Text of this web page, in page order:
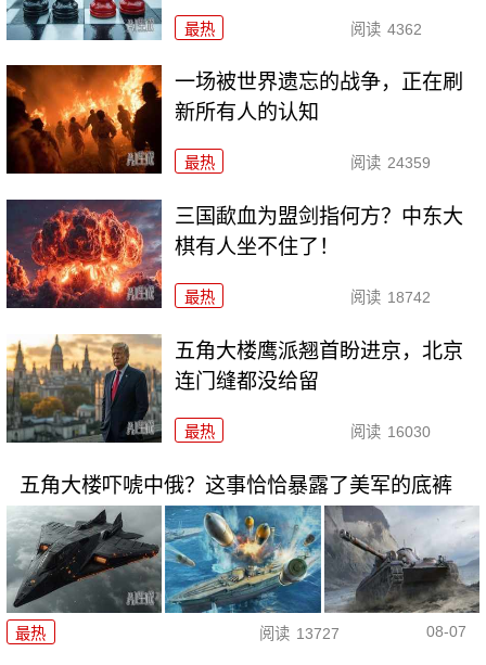
最热 阅读 4362
一场被世界遗忘的战争，正在刷
新所有人的认知
最热 阅读 24359
三国歃血为盟剑指何方？中东大
棋有人坐不住了！
最热 阅读 18742
五角大楼鹰派翘首盼进京，北京
连门缝都没给留
最热 阅读 16030
五角大楼吓唬中俄？这事恰恰暴露了美军的底裤
最热 阅读 13727 08-07